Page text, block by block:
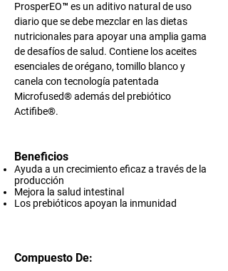
ProsperEO™ es un aditivo natural de uso
diario que se debe mezclar en las dietas
nutricionales para apoyar una amplia gama
de desafíos de salud. Contiene los aceites
esenciales de orégano, tomillo blanco y
canela con tecnología patentada
Microfused® además del prebiótico
Actifibe®.​
Beneficios
Ayuda a un crecimiento eficaz a través de la
producción
Mejora la salud intestinal
Los prebióticos apoyan la inmunidad
Compuesto De: